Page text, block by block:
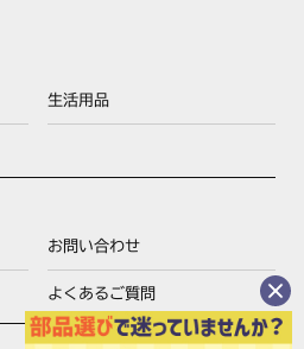
生活用品
お問い合わせ
よくあるご質問